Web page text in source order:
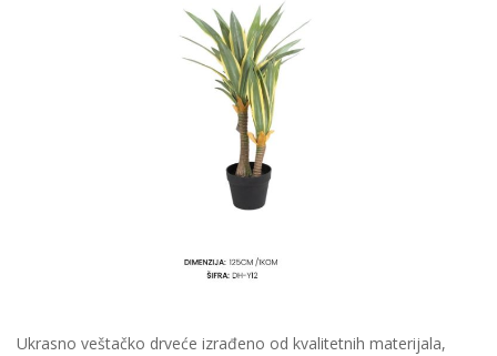
Ukrasno veštačko drveće izrađeno od kvalitetnih materijala,